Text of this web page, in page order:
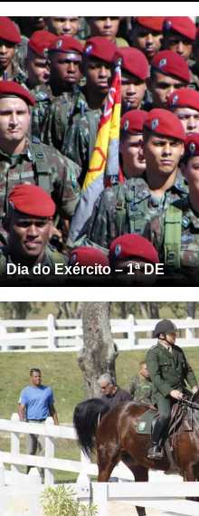
Dia do Exército – 1ª DE